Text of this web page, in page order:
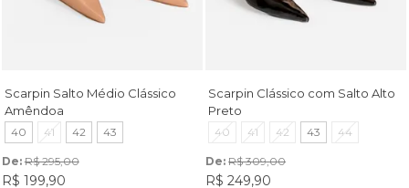
Scarpin Salto Médio Clássico
Amêndoa
40 41 42 43
De: R$ 295,00
R$ 199,90
Scarpin Clássico com Salto Alto
Preto
40 41 42 43 44
De: R$ 309,00
R$ 249,90